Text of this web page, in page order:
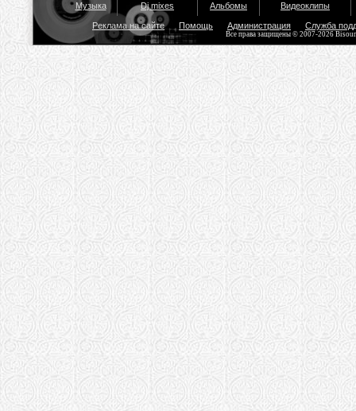
Музыка Dj mixes Альбомы Видеоклипы
Реклама на сайте Помощь Администрация Служба
Все права защищены © 2007-2026